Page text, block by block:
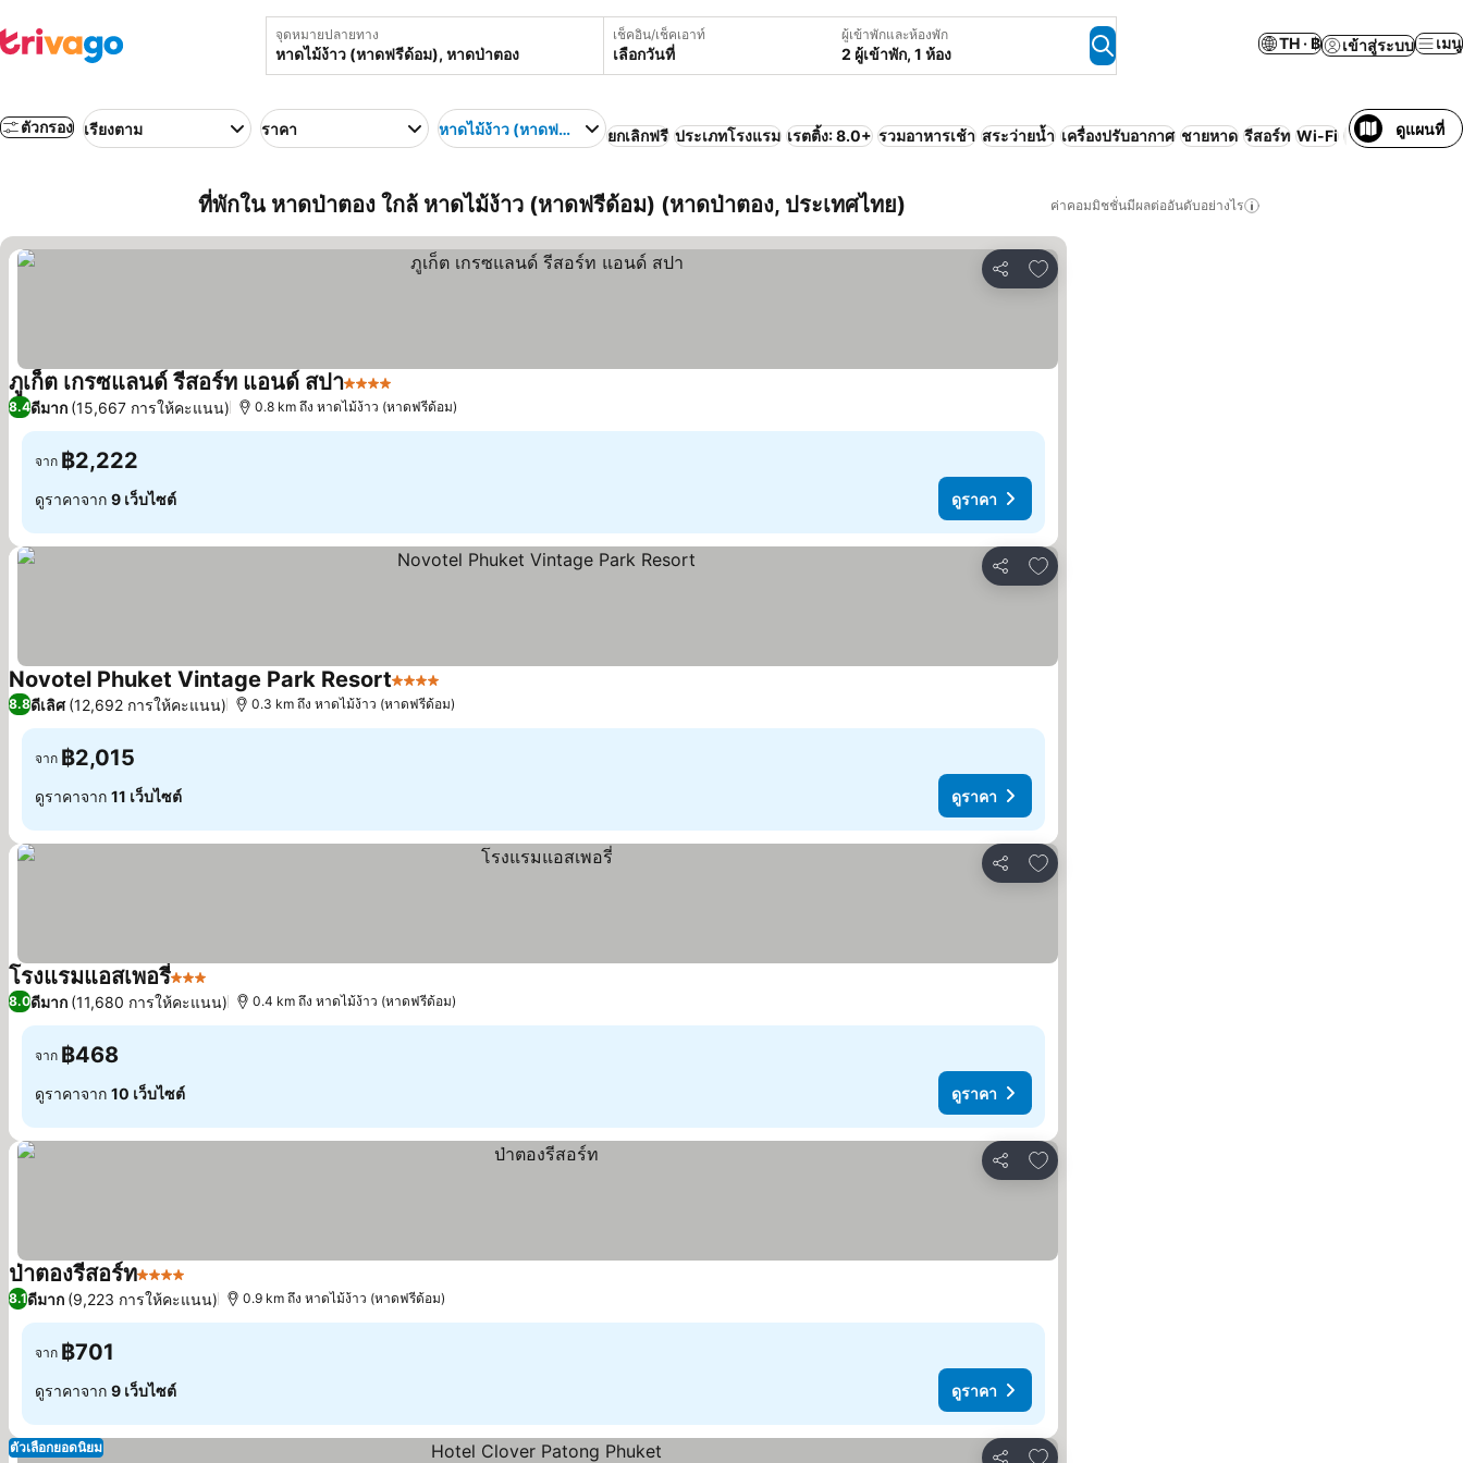
จุดหมายปลายทาง เช็คอิน/เช็คเอาท์
เลือกวันที่
ผู้เข้าพักและห้องพัก
2 ผู้เข้าพัก, 1 ห้อง
TH · ฿ เข้าสู่ระบบ เมนู
ตัวกรอง เรียงตาม ราคา หาดไม้ง้าว (หาดฟรีด้อม) ยกเลิกฟรี ประเภทโรงแรม เรตติ้ง: 8.0+ รวมอาหารเช้า สระว่ายน้ำ เครื่องปรับอากาศ ชายหาด รีสอร์ท Wi-Fi เซอ
ดูแผนที่
ที่พักใน หาดป่าตอง ใกล้ หาดไม้ง้าว (หาดฟรีด้อม) (หาดป่าตอง, ประเทศไทย) ค่าคอมมิชชั่นมีผลต่ออันดับอย่างไร
แชร์
เพิ่มในรายการโปรด
ภูเก็ต เกรซแลนด์ รีสอร์ท แอนด์ สปา4 ดาว ดูราคา
8.4ดีมาก (15,667 การให้คะแนน) 0.8 km ถึง หาดไม้ง้าว (หาดฟรีด้อม)
จาก ฿2,222
ดูราคาจาก 9 เว็บไซต์ ดูราคา
แชร์
เพิ่มในรายการโปรด
Novotel Phuket Vintage Park Resort4 ดาว
8.8ดีเลิศ (12,692 การให้คะแนน) 0.3 km ถึง หาดไม้ง้าว (หาดฟรีด้อม)
จาก ฿2,015
ดูราคาจาก 11 เว็บไซต์ ดูราคา
แชร์
เพิ่มในรายการโปรด
โรงแรมแอสเพอรี่3 ดาว ดูราคา
8.0ดีมาก (11,680 การให้คะแนน) 0.4 km ถึง หาดไม้ง้าว (หาดฟรีด้อม)
จาก ฿468
ดูราคาจาก 10 เว็บไซต์ ดูราคา
แชร์
เพิ่มในรายการโปรด
ป่าตองรีสอร์ท4 ดาว ดูราคา
8.1ดีมาก (9,223 การให้คะแนน) 0.9 km ถึง หาดไม้ง้าว (หาดฟรีด้อม)
จาก ฿701
ดูราคาจาก 9 เว็บไซต์ ดูราคา
เพิ่มในรายการโปรด
ตัวเลือกยอดนิยม